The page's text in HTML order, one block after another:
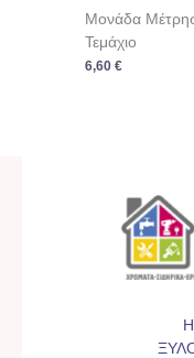
Μονάδα
Τεμάχιο
6,60€